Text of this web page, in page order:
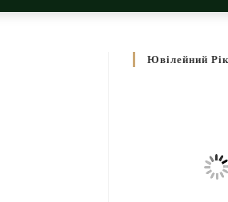
Ювілейний